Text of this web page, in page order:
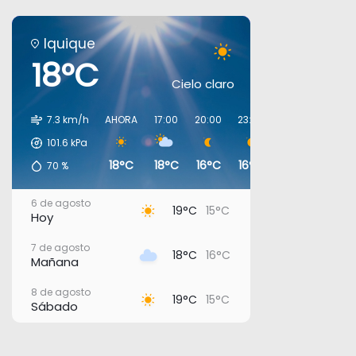
Iquique
18°C Cielo claro
7.3 km/h
101.6 kPa
70 %
AHORA
18°C
17:00
18°C
20:00
16°C
23:00
16°C
6 de agosto
Hoy 19°C 15°C
7 de agosto
Mañana 18°C 16°C
8 de agosto
Sábado 19°C 15°C